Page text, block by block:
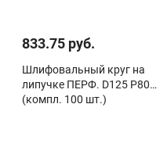
833.75 руб.
Шлифовальный круг на
липучке ПЕРФ. D125 Р80
(компл. 100 шт.)